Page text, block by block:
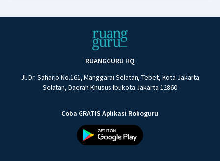
RUANGGURU HQ
Jl. Dr. Saharjo No.161, Manggarai Selatan, Tebet, Kota Jakarta
Selatan, Daerah Khusus Ibukota Jakarta 12860
Coba GRATIS Aplikasi Roboguru